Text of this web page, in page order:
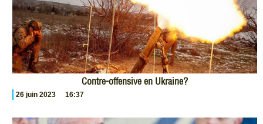
Contre-offensive en Ukraine?
26 juin 2023 16:37